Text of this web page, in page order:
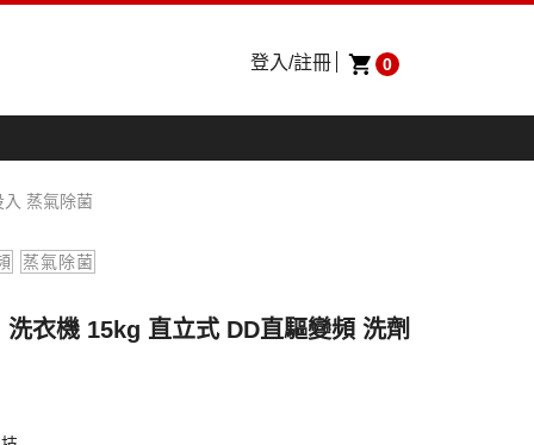
0
登入/註冊
蒸氣除菌
蒸氣除菌
衣機 15kg 直立式 DD直驅變頻 洗劑